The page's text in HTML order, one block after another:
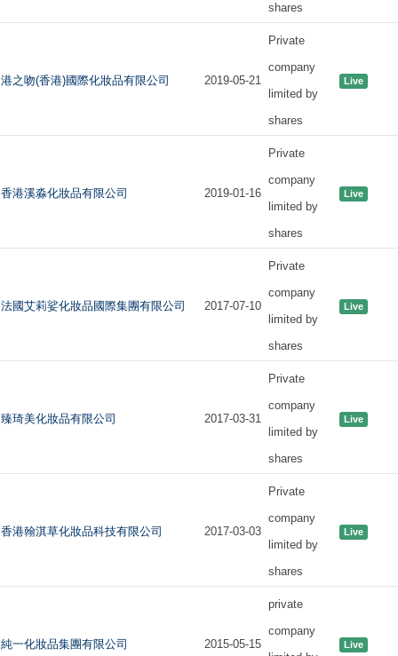
shares
港之吻(香港)國際化妝品有限公司 2019-05-21
Private
company
limited by
shares
Live
香港溪淼化妝品有限公司 2019-01-16
Private
company
limited by
shares
Live
法國艾莉娑化妝品國際集團有限公司 2017-07-10
Private
company
limited by
shares
Live
臻琦美化妝品有限公司 2017-03-31
Private
company
limited by
shares
Live
香港翰淇草化妝品科技有限公司 2017-03-03
Private
company
limited by
shares
Live
純一化妝品集團有限公司 2015-05-15
private
company
Live